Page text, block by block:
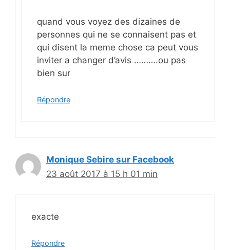
quand vous voyez des dizaines de
personnes qui ne se connaisent pas et
qui disent la meme chose ca peut vous
inviter a changer d’avis ……….ou pas
bien sur
Répondre
Monique Sebire sur Facebook
23 août 2017 à 15 h 01 min
exacte
Répondre